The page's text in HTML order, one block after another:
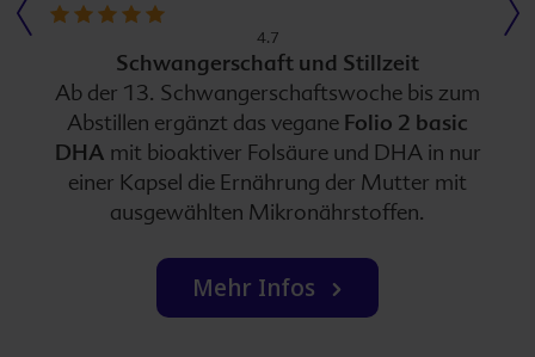
5
Sternen
von
5
Sternen
von
5
Sternen
von
5
Sternen
von
5
Sternen
4.7von
5
Schwangerschaft und Stillzeit
Ab der 13. Schwangerschaftswoche bis zum
Abstillen ergänzt das vegane Folio 2 basic
DHA mit bioaktiver Folsäure und DHA in nur
einer Kapsel die Ernährung der Mutter mit
ausgewählten Mikronährstoffen.
Mehr Infos